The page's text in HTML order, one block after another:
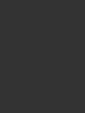
ブラ